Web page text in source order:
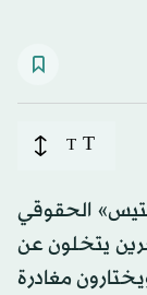
T
T
الحقوقي
يتخلون عن
مغادرة